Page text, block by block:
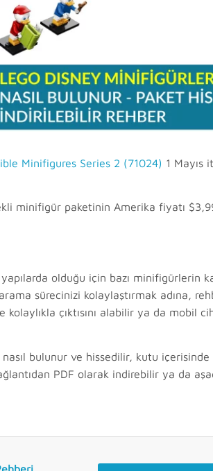
Minifigures Series 2 (71024) 1 Mayıs
minifigür paketinin Amerika fiyatı
olduğu için bazı minifigürlerin
sürecinizi kolaylaştırmak adına,
çıktısını alabilir ya da mobil
bulunur ve hissedilir, kutu
PDF olarak indirebilir ya da